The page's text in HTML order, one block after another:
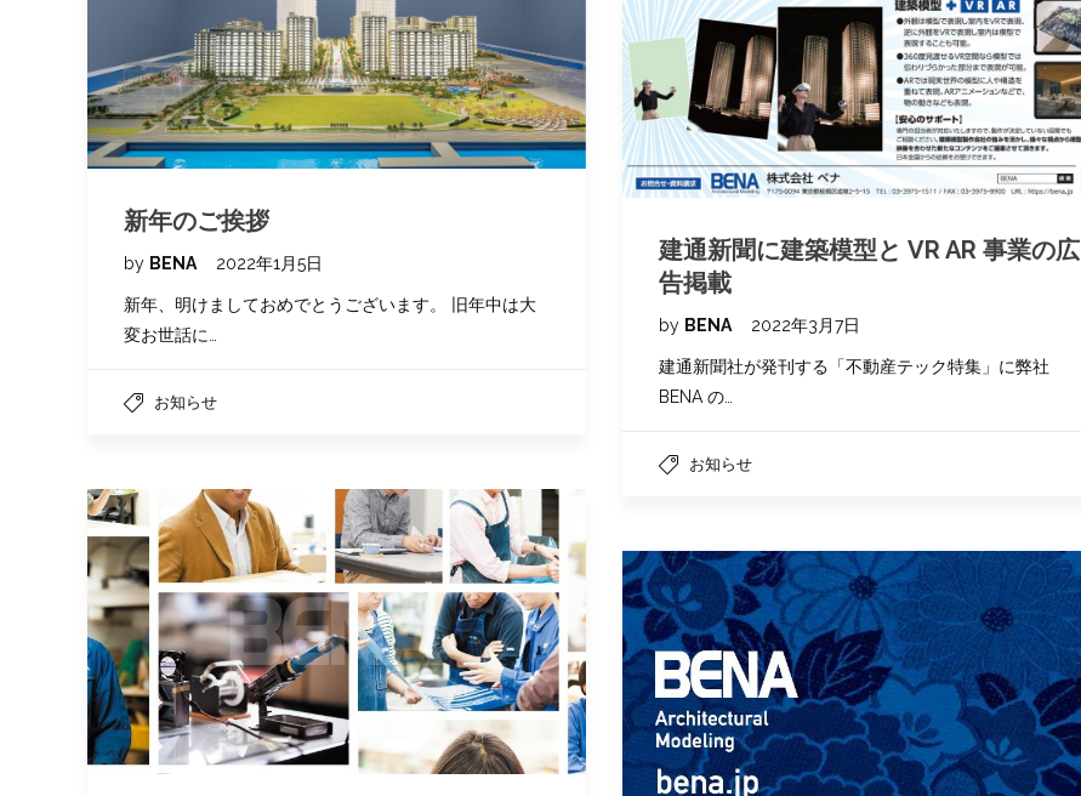
建通新聞に建築模型と VR AR 事業の広
告掲載
by BENA 2022年3月7日
建通新聞社が発刊する「不動産テック特集」に弊社
BENA の…
お知らせ
新年のご挨拶
by BENA 2022年1月5日
新年、明けましておめでとうございます。 旧年中は大
変お世話に…
お知らせ